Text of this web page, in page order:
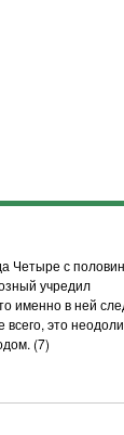
Четыре с
учредил
именно в ней
всего, это
(7)